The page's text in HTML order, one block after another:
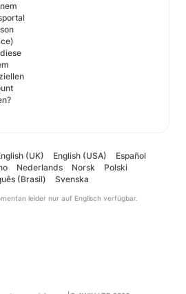
(UK) English (USA)
Español
Nederlands Norsk
Polski
(Brasil)
Svenska
leider nur auf Englisch verfügbar.